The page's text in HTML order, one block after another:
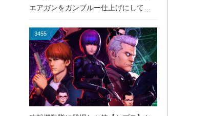
エアガンをガンブルー仕上げにしてみ
3455